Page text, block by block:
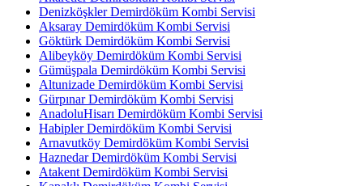
Denizköşkler Demirdöküm Kombi Servisi
Aksaray Demirdöküm Kombi Servisi
Göktürk Demirdöküm Kombi Servisi
Alibeyköy Demirdöküm Kombi Servisi
Gümüşpala Demirdöküm Kombi Servisi
Altunizade Demirdöküm Kombi Servisi
Gürpınar Demirdöküm Kombi Servisi
AnadoluHisarı Demirdöküm Kombi Servisi
Habipler Demirdöküm Kombi Servisi
Arnavutköy Demirdöküm Kombi Servisi
Haznedar Demirdöküm Kombi Servisi
Atakent Demirdöküm Kombi Servisi